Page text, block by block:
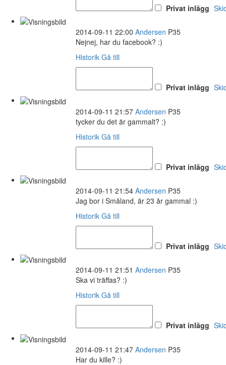
Privat inlägg
2014-09-11 22:00 Andersen P35
Nejnej, har du facebook? :)
Historik Gå till
Privat inlägg
2014-09-11 21:57 Andersen P35
tycker du det är gammalt? :)
Historik Gå till
Privat inlägg
2014-09-11 21:54 Andersen P35
Jag bor i Småland, är 23 år gammal :)
Historik Gå till
Privat inlägg
2014-09-11 21:51 Andersen P35
Ska vi träffas? :)
Historik Gå till
Privat inlägg
2014-09-11 21:47 Andersen P35
Har du kille? :)